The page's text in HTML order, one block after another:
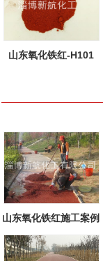
山东氧化铁红-H101
山东氧化铁红施工案例